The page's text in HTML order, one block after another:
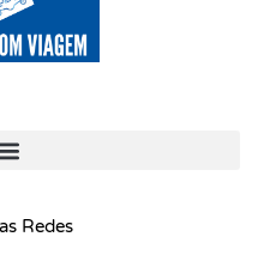
Redes